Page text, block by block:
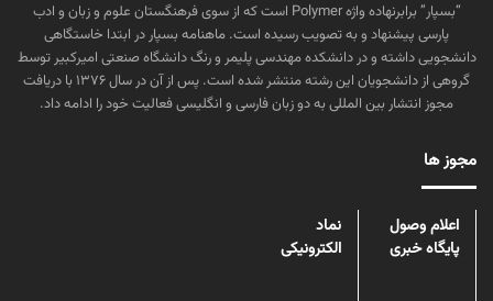
“بسپار” برابرنهاده واژه Polymer است که از سوی فرهنگستان علوم و زبان و ادب
پارسی پیشنهاد و به تصویب رسیده است. ماهنامه بسپار در ابتدا خاستگاهی
دانشجویی داشته و در دانشکده مهندسی پلیمر و رنگ دانشگاه صنعتی امیرکبیر توسط
گروهی از دانشجویان این رشته منتشر شده است. پس از آن در سال ۱۳۷۶ با دریافت
مجوز انتشار بین المللی به دو زبان فارسی و انگلیسی فعالیت خود را ادامه داد.
مجوز ها
اعلام وصول
پایگاه خبری
نماد
الکترونیکی